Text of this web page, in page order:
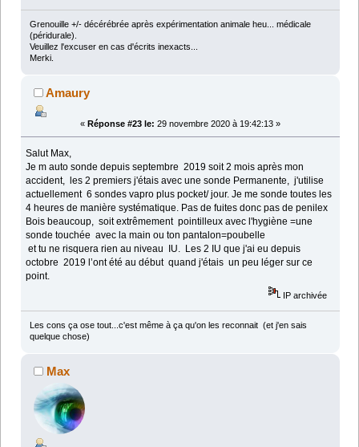
Grenouille +/- décérébrée après expérimentation animale heu... médicale
(péridurale).
Veuillez l'excuser en cas d'écrits inexacts...
Merki.
Amaury
« Réponse #23 le: 29 novembre 2020 à 19:42:13 »
Salut Max,
Je m auto sonde depuis septembre 2019 soit 2 mois après mon
accident, les 2 premiers j'étais avec une sonde Permanente, j'utilise
actuellement 6 sondes vapro plus pocket/ jour. Je me sonde toutes les
4 heures de manière systématique. Pas de fuites donc pas de penilex
Bois beaucoup, soit extrêmement pointilleux avec l'hygiène =une
sonde touchée avec la main ou ton pantalon=poubelle
et tu ne risquera rien au niveau IU. Les 2 IU que j'ai eu depuis
octobre 2019 l’ont été au début quand j'étais un peu léger sur ce
point.
IP archivée
Les cons ça ose tout...c'est même à ça qu'on les reconnait (et j'en sais
quelque chose)
Max